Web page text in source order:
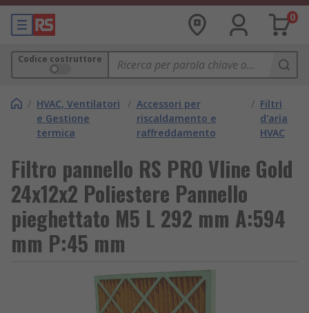
0
Codice costruttore
/ HVAC, Ventilatori
e Gestione
termica
/ Accessori per
riscaldamento e
raffreddamento
/ Filtri
d'aria
HVAC
Filtro pannello RS PRO Vline Gold
24x12x2 Poliestere Pannello
pieghettato M5 L 292 mm A:594
mm P:45 mm